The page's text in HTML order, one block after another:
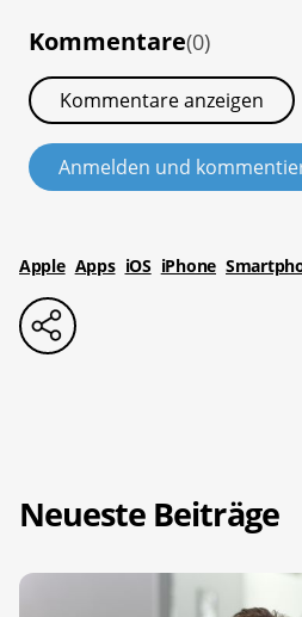
Kommentare(0)
Kommentare anzeigen
Anmelden und
Apple Apps iOS iPhone
Neueste Beiträge